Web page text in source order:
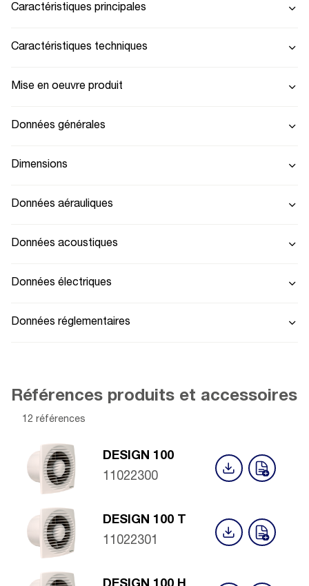
Caractéristiques principales
Caractéristiques techniques
Mise en oeuvre produit
Données générales
Dimensions
Données aérauliques
Données acoustiques
Données électriques
Données réglementaires
Références produits et accessoires
12 références
DESIGN 100
11022300
DESIGN 100 T
11022301